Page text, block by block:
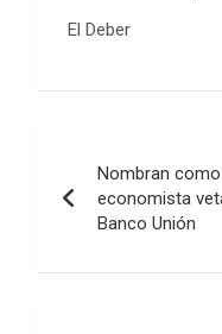
El Deber
de
Nombran
economista
Banco Unión